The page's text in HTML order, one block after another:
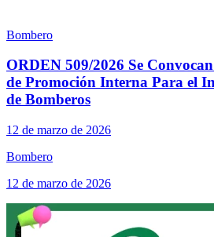
Bombero
ORDEN 509/2026 Se
de Promoción Interna Para el
de Bomberos
12 de marzo de 2026
Bombero
12 de marzo de 2026